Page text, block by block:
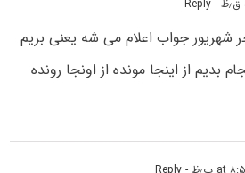
- Reply
شهریور جواب اعلام می شه یعنی بریم
بدیم از اینجا مونده از اونجا رونده